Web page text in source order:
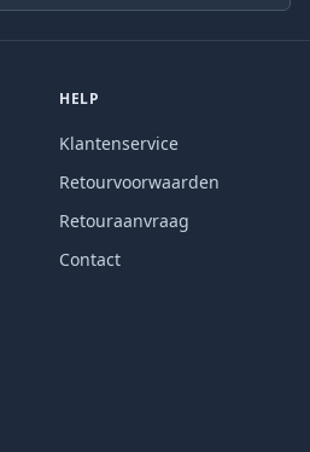
HELP
Klantenservice
Retourvoorwaarden
Retouraanvraag
Contact